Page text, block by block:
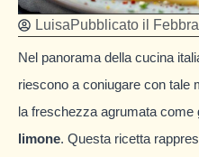
LuisaPubblicato il
Nel panorama della cucina
riescono a coniugare con tale
la freschezza agrumata come
limone. Questa ricetta